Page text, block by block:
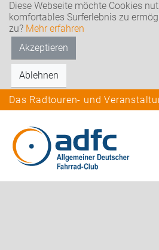
Diese Webseite möchte Cookies
komfortables Surferlebnis zu
zu? Mehr erfahren
Akzeptieren
Ablehnen
Das Radtouren- und